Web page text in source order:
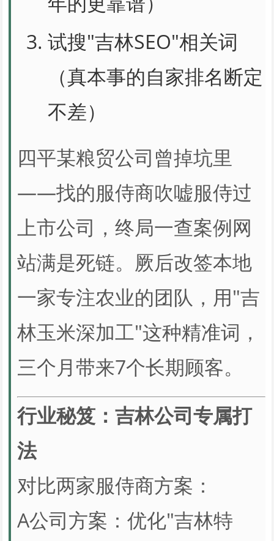
试搜"吉林SEO"相关词
（真本事的自家排名断定
不差）
四平某粮贸公司曾掉坑里
——找的服侍商吹嘘服侍过
上市公司，终局一查案例网
站满是死链。厥后改签本地
一家专注农业的团队，用"吉
林玉米深加工"这种精准词，
三个月带来7个长期顾客。
行业秘笈：吉林公司专属打
法
对比两家服侍商方案：
A公司方案：优化"吉林特